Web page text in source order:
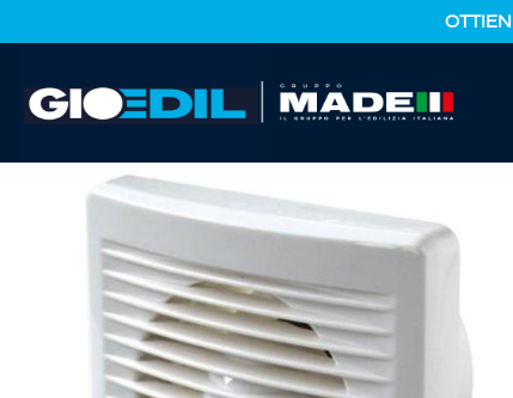
HOME
CATALOGO PRODOTTI FERRAMENTA E COLORI